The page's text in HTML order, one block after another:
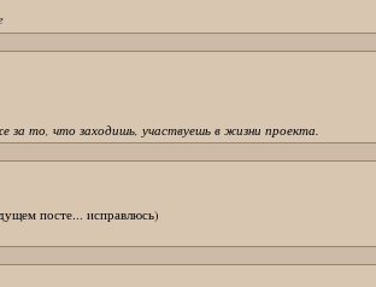
то, что заходишь, участвуешь в жизни проекта.
посте... исправлюсь)